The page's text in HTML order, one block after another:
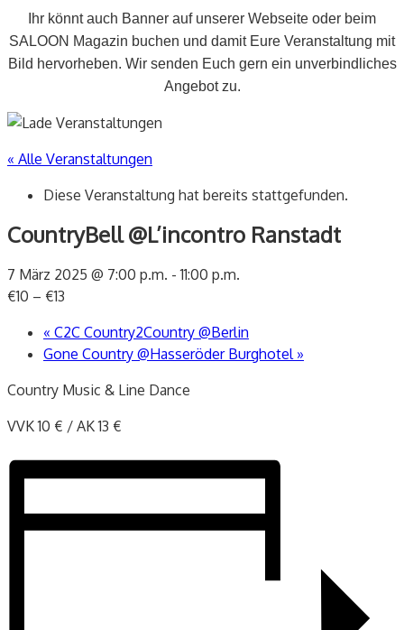
Ihr könnt auch Banner auf unserer Webseite oder beim
SALOON Magazin buchen und damit Eure Veranstaltung mit
Bild hervorheben. Wir senden Euch gern ein unverbindliches
Angebot zu.
« Alle Veranstaltungen
Diese Veranstaltung hat bereits stattgefunden.
CountryBell @L’incontro Ranstadt
7 März 2025 @ 7:00 p.m. -11:00 p.m.
€10 – €13
« C2C Country2Country @Berlin
Gone Country @Hasseröder Burghotel »
Country Music & Line Dance
VVK 10 € / AK 13 €